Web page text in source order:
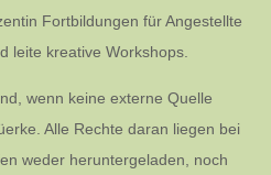
Fortbildungen für Angestellte
leite kreative Workshops.
wenn keine externe Quelle
Alle Rechte daran liegen bei
weder heruntergeladen, noch